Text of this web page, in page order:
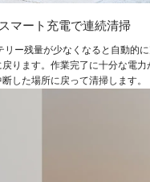
スマート充電で連続清掃
リー残量が少なくなると自動的
ります。作業完了に十分な電力
した場所に戻って清掃します。